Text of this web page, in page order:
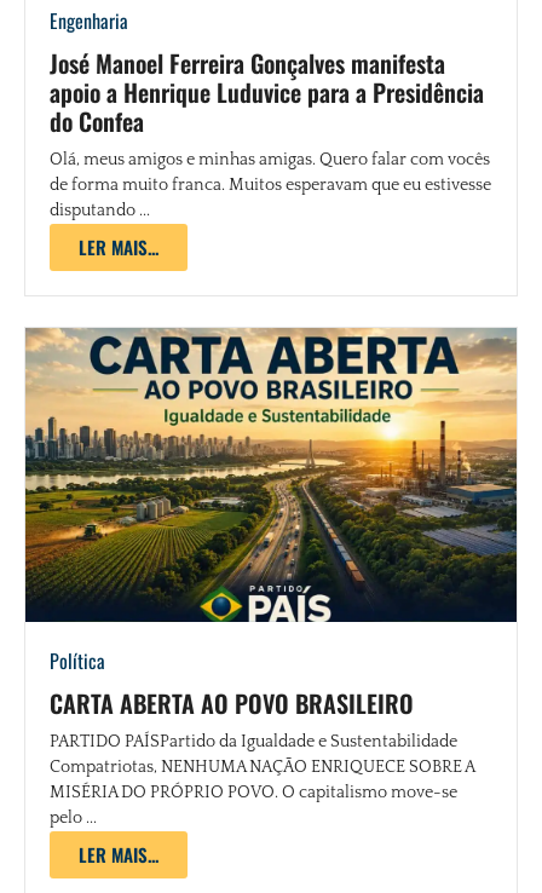
Engenharia
José Manoel Ferreira Gonçalves manifesta
apoio a Henrique Luduvice para a Presidência
do Confea
Olá, meus amigos e minhas amigas. Quero falar com vocês
de forma muito franca. Muitos esperavam que eu estivesse
disputando ...
LER MAIS...
Política
CARTA ABERTA AO POVO BRASILEIRO
PARTIDO PAÍSPartido da Igualdade e Sustentabilidade
Compatriotas, NENHUMA NAÇÃO ENRIQUECE SOBRE A
MISÉRIA DO PRÓPRIO POVO. O capitalismo move-se
pelo ...
LER MAIS...